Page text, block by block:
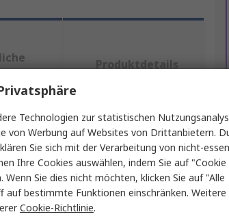
Produktdetails
auswählen.
Wert
XP Power
Technologien zur statistischen
von Werbung auf Websites von Drittanbietern.
Sie sich mit der Verarbeitung von nicht-
Ihre Cookies auswählen, indem Sie auf "Cookie
Wenn Sie dies nicht möchten, klicken Sie auf "Alle
auf bestimmte Funktionen einschränken. Weitere
Cookie-Richtlinie.